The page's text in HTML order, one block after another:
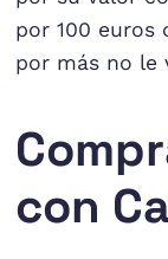
por 100 euros
por más no le
con